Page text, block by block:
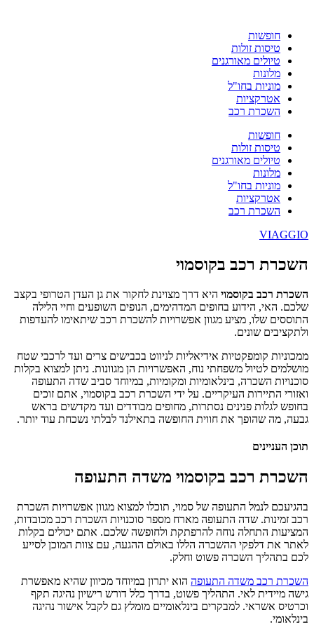
חופשות
טיסות זולות
טיולים מאורגנים
מלונות
מוניות בחו"ל
אטרקציות
השכרת רכב
חופשות
טיסות זולות
טיולים מאורגנים
מלונות
מוניות בחו"ל
אטרקציות
השכרת רכב
VIAGGIO
השכרת רכב בקוסמוי
השכרת רכב בקוסמוי היא דרך מצוינת לחקור את גן העדן הטרופי בקצב
שלכם. האי, הידוע בחופים המדהימים, הנופים השופעים וחיי הלילה
התוססים שלו, מציע מגוון אפשרויות להשכרת רכב שיתאימו להעדפות
ולתקציבים שונים.
ממכוניות קומפקטיות אידיאליות לניווט בכבישים צרים ועד לרכבי שטח
מושלמים לטיול משפחתי נוח, האפשרויות הן מגוונות. ניתן למצוא בקלות
סוכנויות השכרה, בינלאומיות ומקומיות, במיוחד סביב שדה התעופה
ואזורי התיירות העיקריים. על ידי השכרת רכב בקוסמוי, אתם זוכים
בחופש לגלות פנינים נסתרות, מחופים מבודדים ועד מקדשים בראש
גבעה, מה שהופך את חווית החופשה בתאילנד לבלתי נשכחת עוד יותר.
תוכן העניינים
השכרת רכב בקוסמוי משדה התעופה
בהגיעכם לנמל התעופה של סמוי, תוכלו למצוא מגוון אפשרויות השכרת
רכב זמינות. שדה התעופה מארח מספר סוכנויות השכרת רכב מכובדות,
המציעות התחלה נוחה להרפתקת ולחופשה שלכם. אתם יכולים בקלות
לאתר את דלפקי ההשכרה הללו באולם ההגעה, עם צוות המוכן לסייע
לכם בתהליך השכרה פשוט וחלק.
השכרת רכב משדה התעופה הוא יתרון במיוחד מכיוון שהיא מאפשרת
גישה מיידית לאי. התהליך פשוט, בדרך כלל דורש רישיון נהיגה תקף
וכרטיס אשראי. למבקרים בינלאומיים מומלץ גם לקבל אישור נהיגה
בינלאומי.